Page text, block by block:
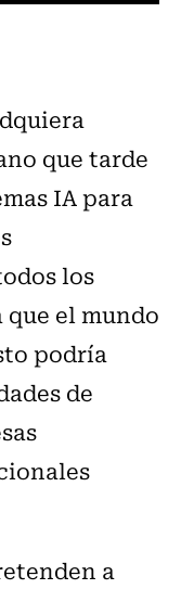
que tarde
IA para
los
que el mundo
podría
de
a